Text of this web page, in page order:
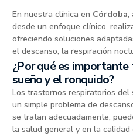
En nuestra clínica en Córdoba,
desde un enfoque clínico,
ofreciendo soluciones
el descanso, la respiración
¿Por qué es
sueño y el ronquido?
Los trastornos respiratorios del
un simple problema de
se tratan adecuadamente,
la salud general y en la calidad